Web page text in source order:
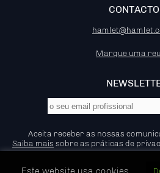
Marque uma
Aceita receber as nossas
Saiba mais sobre as práticas de